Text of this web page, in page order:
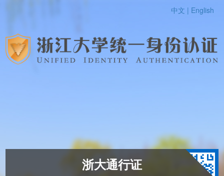
中文 | English
浙大通行证